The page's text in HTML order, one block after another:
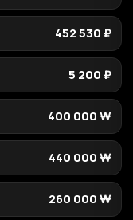
452 530 ₽
5 200 ₽
400 000 ₩
440 000 ₩
260 000 ₩